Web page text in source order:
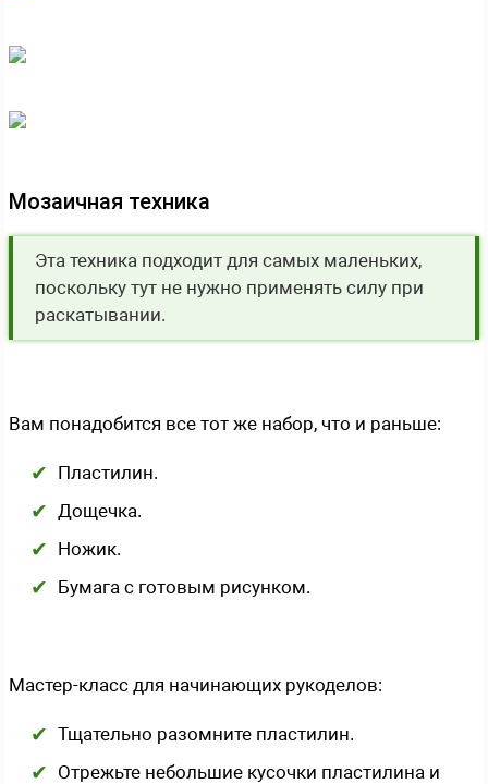
Мозаичная техника
Эта техника подходит для самых маленьких,
поскольку тут не нужно применять силу при
раскатывании.
Вам понадобится все тот же набор, что и раньше:
Пластилин.
Дощечка.
Ножик.
Бумага с готовым рисунком.
Мастер-класс для начинающих рукоделов:
Тщательно разомните пластилин.
Отрежьте небольшие кусочки пластилина и